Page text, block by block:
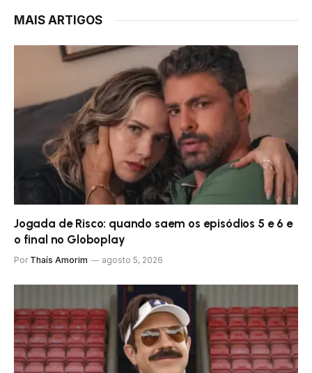
MAIS ARTIGOS
Jogada de Risco: quando saem os episódios 5 e 6 e
o final no Globoplay
Por Thaís Amorim agosto 5, 2026